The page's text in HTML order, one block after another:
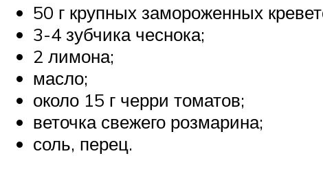
50 г крупных замороженных
3-4 зубчика чеснока;
2 лимона;
масло;
около 15 г черри томатов;
веточка свежего розмарина;
соль, перец.